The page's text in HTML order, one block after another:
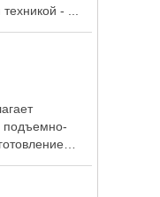
- ...
подъемно-